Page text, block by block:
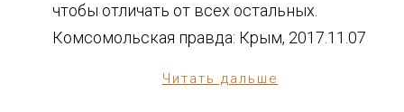
чтобы отличать от всех остальных.
Комсомольская правда: Крым, 2017.11.07
Читать дальше